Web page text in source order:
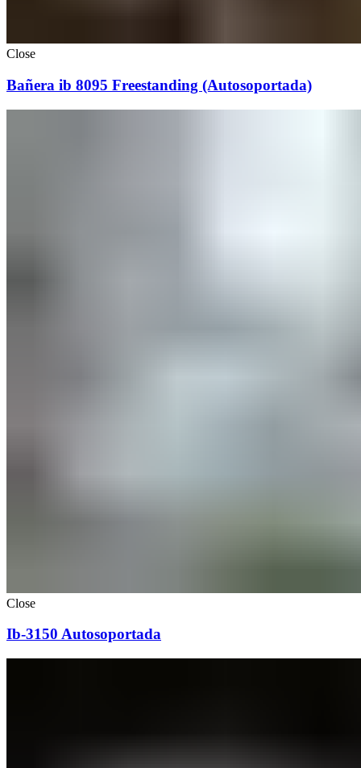
Close
Bañera ib 8095 Freestanding (Autosoportada)
Close
Ib-3150 Autosoportada